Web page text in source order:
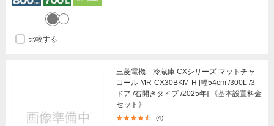
比較する
三菱電機 冷蔵庫 CXシリーズ マットチャ
コール MR-CX30BKM-H [幅54cm /300L /3
ドア /右開きタイプ /2025年] 《基本設置料金
セット》
(4)